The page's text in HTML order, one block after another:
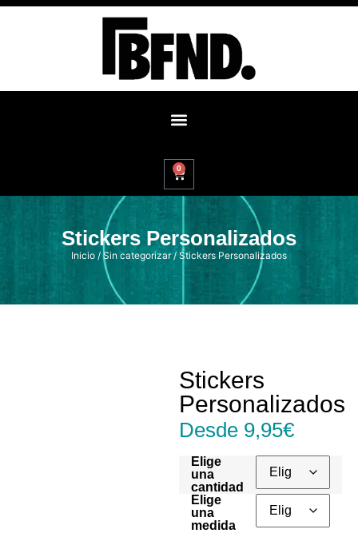
0
Stickers Personalizados
Inicio / Sin categorizar/ Stickers Personalizados
Stickers
Personalizados
Desde 9,95€
Elige
una
cantidad
Elige
una
medida